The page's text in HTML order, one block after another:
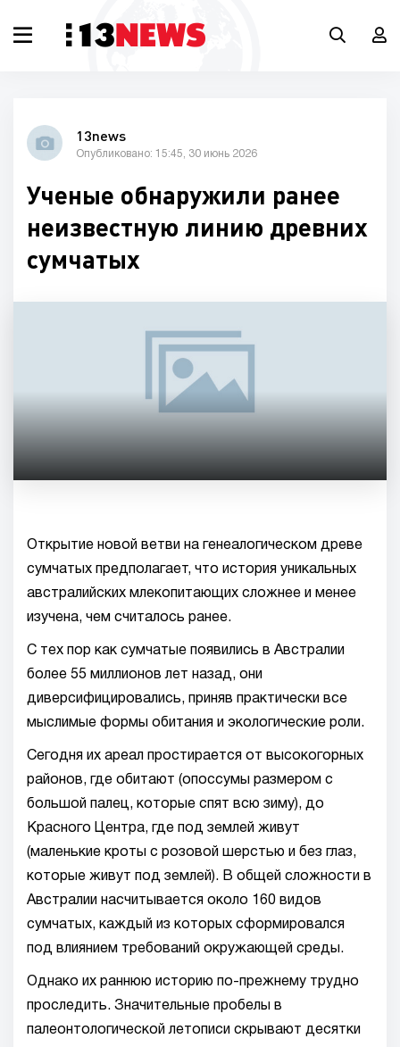
13news
Опубликовано: 15:45, 30 июнь 2026
Ученые обнаружили ранее
неизвестную линию древних
сумчатых
Открытие новой ветви на генеалогическом древе
сумчатых предполагает, что история уникальных
австралийских млекопитающих сложнее и менее
изучена, чем считалось ранее.
С тех пор как сумчатые появились в Австралии
более 55 миллионов лет назад, они
диверсифицировались, приняв практически все
мыслимые формы обитания и экологические роли.
Сегодня их ареал простирается от высокогорных
районов, где обитают (опоссумы размером с
большой палец, которые спят всю зиму), до
Красного Центра, где под землей живут
(маленькие кроты с розовой шерстью и без глаз,
которые живут под землей). В общей сложности в
Австралии насчитывается около 160 видов
сумчатых, каждый из которых сформировался
под влиянием требований окружающей среды.
Однако их раннюю историю по-прежнему трудно
проследить. Значительные пробелы в
палеонтологической летописи скрывают десятки